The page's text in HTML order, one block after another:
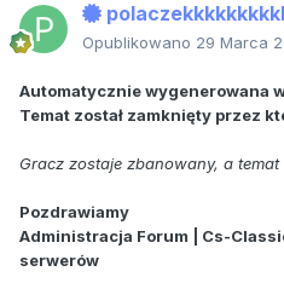
Opublikowano 29 Marca
Automatycznie wygenerowana
Temat został zamknięty przez
Gracz zostaje zbanowany, a temat
Pozdrawiamy
Administracja Forum | Cs-
serwerów